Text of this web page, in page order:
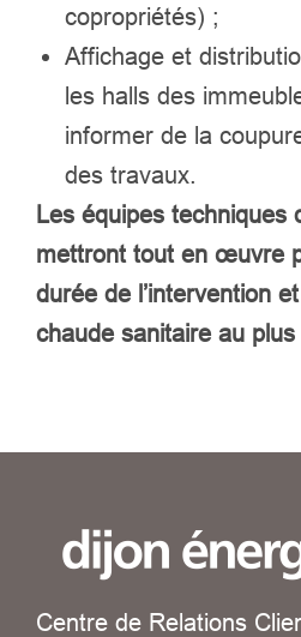
copropriétés) ;
Affichage et
les halls des
informer de la
des travaux.
Les équipes techniques
mettront tout en œuvre
durée de l’intervention
chaude sanitaire au plus
Centre de Relations